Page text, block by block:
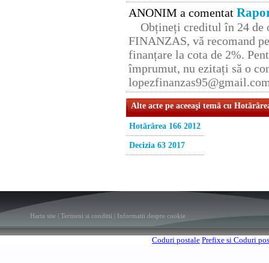
ANONIM a comentat
Obțineți creditul în 24 de
FINANZAS, vă recomand
finanțare la cota de 2%.
împrumut, nu ezitați să o
Alte acte pe aceeaşi temă cu
Hotărârea 166 2012
Decizia 63 2017
Harta site Termeni si conditii Informatii despre cookie
Coduri postale Prefixe si Coduri